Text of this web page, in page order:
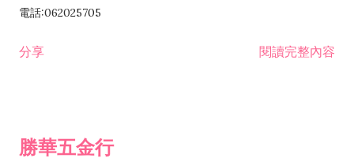
電話:062025705
分享 閱讀完整內容
勝華五金行